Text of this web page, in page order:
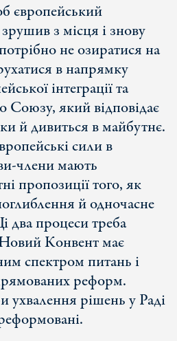
європейський
з місця і знову
не озиратися на
в напрямку
інтеграції та
Союзу, який відповідає
й дивиться в майбутнє.
сили в
члени мають
пропозиції того, як
й одночасне
процеси треба
Конвент має
спектром питань і
реформ.
ухвалення рішень у Раді